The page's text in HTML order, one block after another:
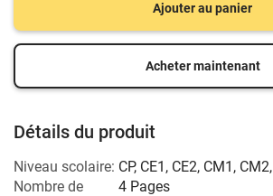
Ajouter au panier
Acheter maintenant
Détails du produit
Niveau scolaire: CP, CE1 , CE2, CM1 , CM2,
Nombre de
4 Pages